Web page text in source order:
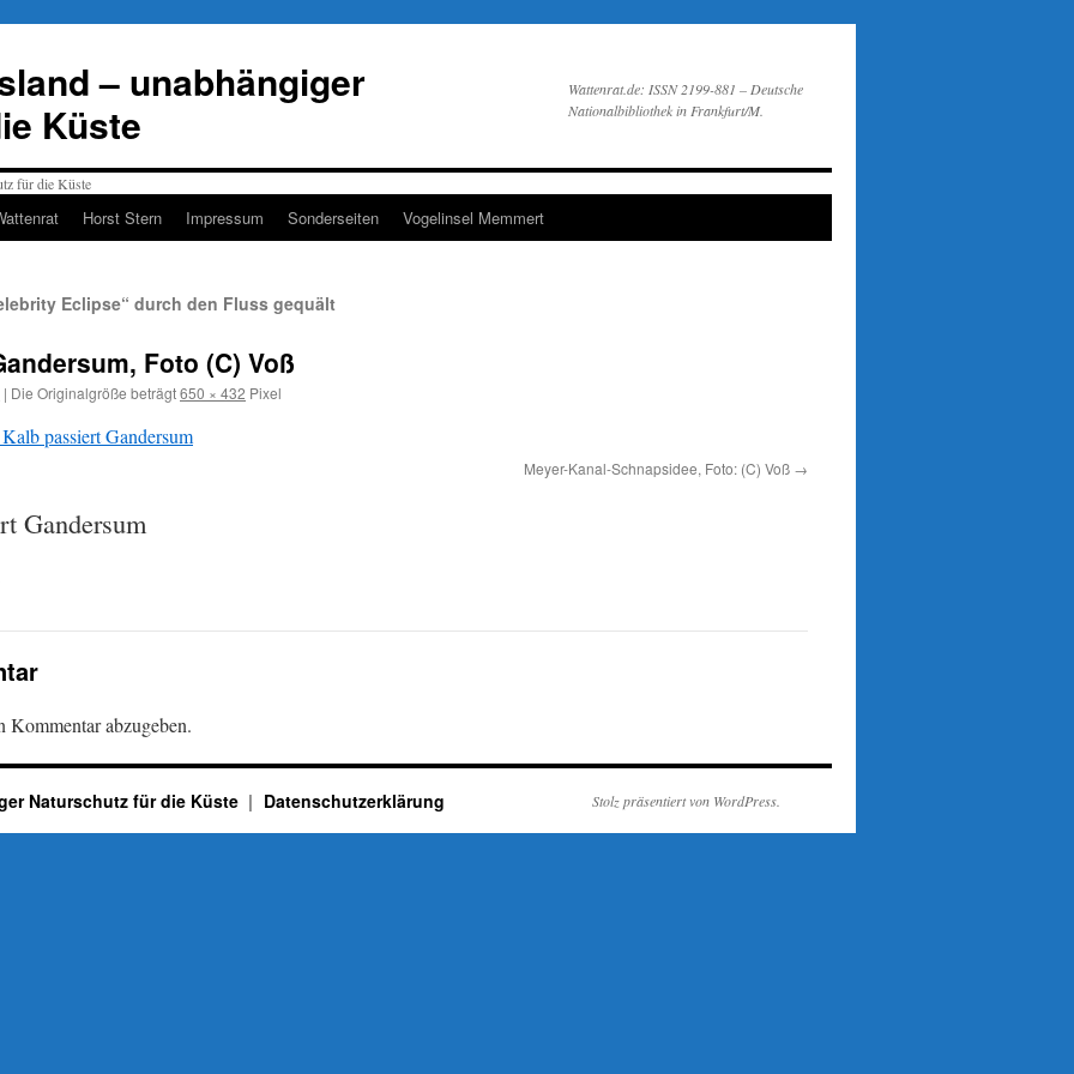
– unabhängiger
Küste
Wattenrat.de: ISSN 2199-881 – Deutsche
Nationalbibliothek in Frankfurt/M.
Horst Stern Impressum Sonderseiten Vogelinsel Memmert
Eclipse“ durch den Fluss gequält
Foto (C) Voß
| Die Originalgröße beträgt650 × 432 Pixel
Meyer-Kanal-Schnapsidee, Foto: (C) Voß
Gandersum
Kommentar abzugeben.
Naturschutz für die Küste Datenschutzerklärung Stolz präsentiert von WordPress.